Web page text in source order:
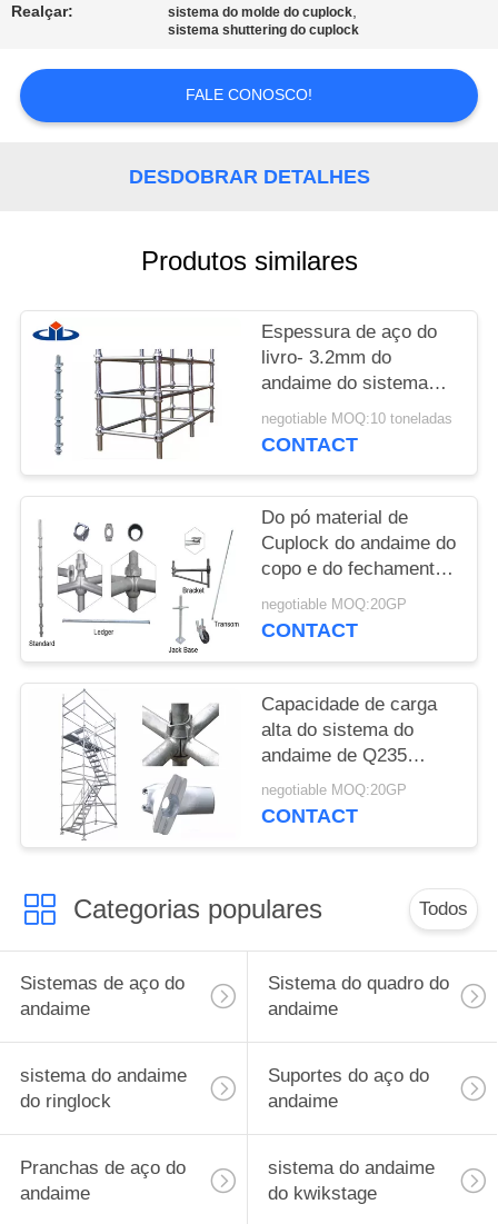
PEÇA
UMAS
CITAÇÕES
PRIVACY
POLICY
Realçar: sistema do molde do cuplock,
sistema shuttering do cuplock
FALE CONOSCO!
DESDOBRAR DETALHES
Produtos similares
Espessura de aço do
livro- 3.2mm do
andaime do sistema
Ringlock do andaime
de Q345 Cuplock
negotiable MOQ:10 toneladas
CONTACT
Do pó material de
Cuplock do andaime do
copo e do fechamento
tratamento de
superfície revestido
negotiable MOQ:20GP
CONTACT
Capacidade de carga
alta do sistema do
andaime de Q235
Cuplock para a
construção civil
negotiable MOQ:20GP
CONTACT
Categorias populares Todos
Sistemas de aço do
andaime
Sistema do quadro do
andaime
sistema do andaime
do ringlock
Suportes do aço do
andaime
Pranchas de aço do
andaime
sistema do andaime
do kwikstage